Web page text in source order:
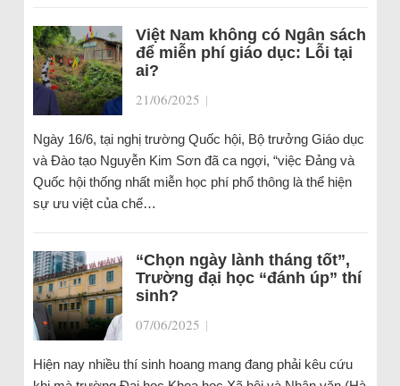
Việt Nam không có Ngân sách
để miễn phí giáo dục: Lỗi tại
ai?
21/06/2025 |
Ngày 16/6, tại nghị trường Quốc hội, Bộ trưởng Giáo dục
và Đào tạo Nguyễn Kim Sơn đã ca ngợi, “việc Đảng và
Quốc hội thống nhất miễn học phí phổ thông là thể hiện
sự ưu việt của chế…
“Chọn ngày lành tháng tốt”,
Trường đại học “đánh úp” thí
sinh?
07/06/2025 |
Hiện nay nhiều thí sinh hoang mang đang phải kêu cứu